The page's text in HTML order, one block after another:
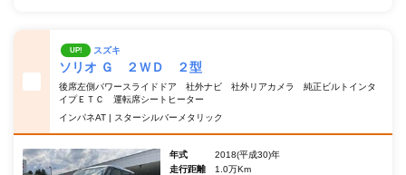
UP! スズキ
ソリオ Ｇ ２ＷＤ ２型
後席左側パワースライドドア 社外ナビ 社外リアカメラ 純正ビルトインタ
イプＥＴＣ 運転席シートヒーター
インパネAT | スターシルバーメタリック
年式
2018(平成30)年
走行距離
1.0万Km